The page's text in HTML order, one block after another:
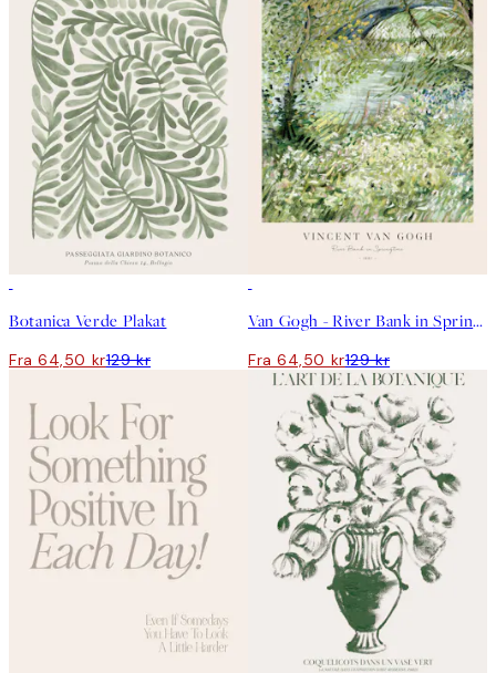
Botanica Verde Plakat
Fra 64,50 kr129 kr
Van Gogh - River Bank in Springtime Plakat
Fra 64,50 kr129 kr